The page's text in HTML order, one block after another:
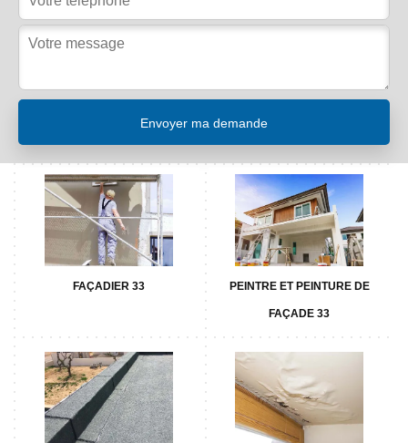
FAÇADIER 33 PEINTRE ET PEINTURE DE
FAÇADE 33